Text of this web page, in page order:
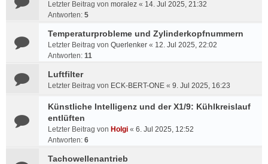
Letzter Beitrag von moralez « 14. Jul 2025, 21:32
Antworten: 5
Temperaturprobleme und Zylinderkopfnummern
Letzter Beitrag von Querlenker « 12. Jul 2025, 22:02
Antworten: 11
Luftfilter
Letzter Beitrag von ECK-BERT-ONE « 9. Jul 2025, 16:23
Künstliche Intelligenz und der X1/9: Kühlkreislauf
entlüften
Letzter Beitrag von Holgi « 6. Jul 2025, 12:52
Antworten: 6
Tachowellenantrieb